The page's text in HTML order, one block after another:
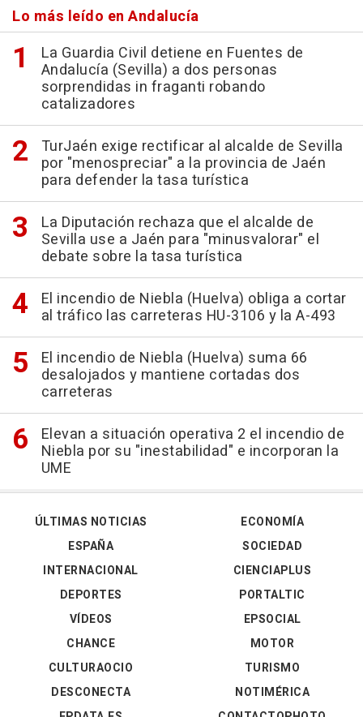
Lo más leído en Andalucía
La Guardia Civil detiene en Fuentes de
Andalucía (Sevilla) a dos personas
sorprendidas in fraganti robando
catalizadores
TurJaén exige rectificar al alcalde de Sevilla
por "menospreciar" a la provincia de Jaén
para defender la tasa turística
La Diputación rechaza que el alcalde de
Sevilla use a Jaén para "minusvalorar" el
debate sobre la tasa turística
El incendio de Niebla (Huelva) obliga a cortar
al tráfico las carreteras HU-3106 y la A-493
El incendio de Niebla (Huelva) suma 66
desalojados y mantiene cortadas dos
carreteras
Elevan a situación operativa 2 el incendio de
Niebla por su "inestabilidad" e incorporan la
UME
ÚLTIMAS NOTICIAS
ESPAÑA
INTERNACIONAL
DEPORTES
VÍDEOS
ECONOMÍA
SOCIEDAD
CIENCIAPLUS
PORTALTIC
EPSOCIAL
CHANCE
CULTURAOCIO
DESCONECTA
MOTOR
TURISMO
NOTIMÉRICA